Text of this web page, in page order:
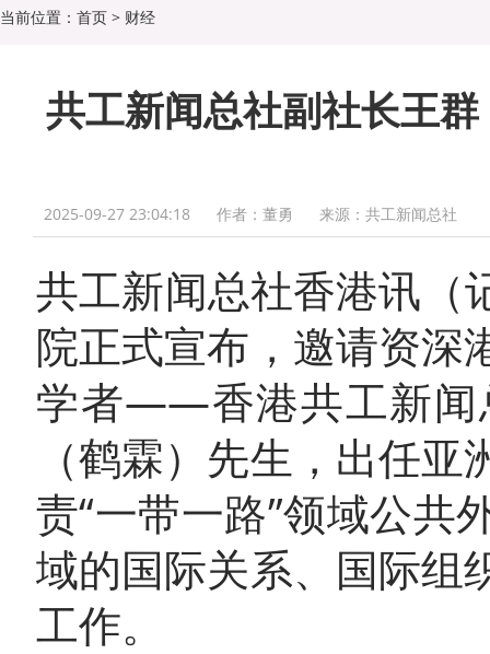
当前位置： 首页 > 财经
共工新闻总社副社长王
2025-09-27 23:04:18 作者：董勇 来源：共工新闻总社
共工新闻总社香港讯（
院正式宣布，邀请资深
学者——香港共工新闻
（鹤霖）先生，出任
责“一带一路”领域公共
域的国际关系、国际组
工作。